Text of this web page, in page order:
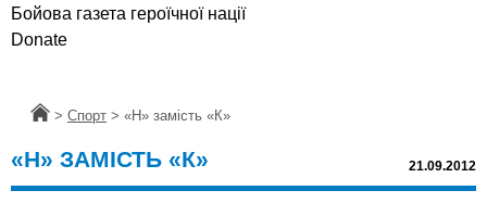
Бойова газета героїчної нації
Donate
Головна
> Спорт > «Н» замість «К»
«Н» ЗАМІСТЬ «К» 21.09.2012